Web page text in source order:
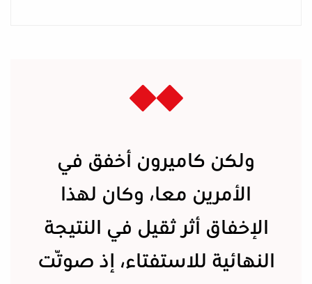
ولكن كاميرون أخفق في
الأمرين معا، وكان لهذا
الإخفاق أثر ثقيل في النتيجة
النهائية للاستفتاء، إذ صوّتت